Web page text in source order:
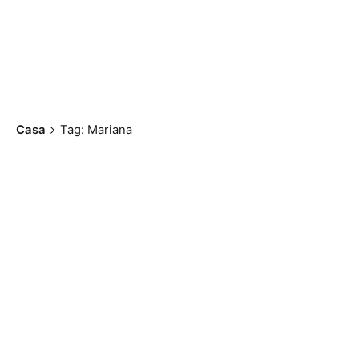
Casa Tag: Mariana